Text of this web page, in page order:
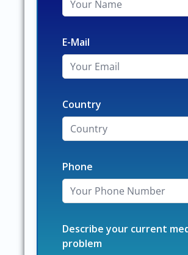
E-Mail
Country
Phone
Describe your current
problem